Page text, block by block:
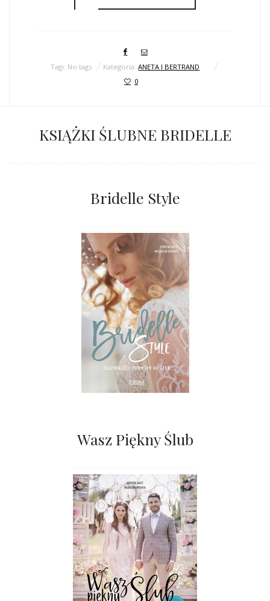
Tagi: No tags Kategoria:ANETA I BERTRAND
0
KSIĄŻKI ŚLUBNE BRIDELLE
Bridelle Style
Wasz Piękny Ślub